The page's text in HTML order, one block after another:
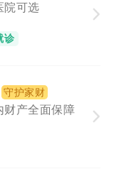
院可选
诊
守护家财
财产全面保障